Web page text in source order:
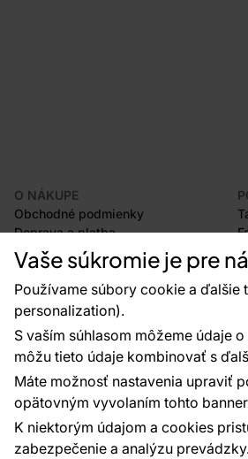
Vaše súkromie je pre
Používame súbory cookie a ďalšie
personalization).
S vaším súhlasom môžeme údaje
môžu tieto údaje kombinovať s
Máte možnosť nastavenia upraviť
opätovným vyvolaním tohto
K niektorým údajom a cookies
zabezpečenie a analýzu
O NÁKUPE
Obchodné podmienky
Doprava a platba
Odstúpenie od zmluvy
Postup pri podávaní reklamácií
Vrátenie tovaru
Certifikácia CE
Plánovač tapiet
Platobné metódy: